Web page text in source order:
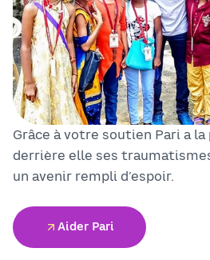
Grâce à votre soutien Pari a
derrière elle ses
un avenir rempli d’espoir.
Aider Pari